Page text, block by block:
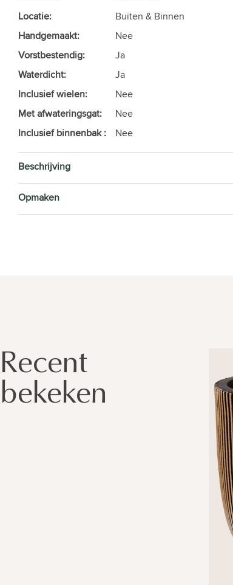
Locatie:
Buiten & Binnen
Handgemaakt:
Nee
Vorstbestendig:
Ja
Waterdicht:
Ja
Inclusief wielen:
Nee
Met afwateringsgat:
Nee
Inclusief binnenbak :
Nee
Beschrijving
Opmaken
Recent
bekeken